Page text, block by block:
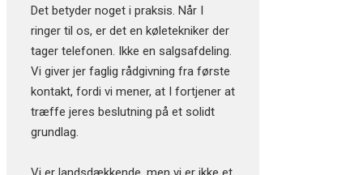
Det betyder noget i praksis. Når I
ringer til os, er det en køletekniker der
tager telefonen. Ikke en salgsafdeling.
Vi giver jer faglig rådgivning fra første
kontakt, fordi vi mener, at I fortjener at
træffe jeres beslutning på et solidt
grundlag.